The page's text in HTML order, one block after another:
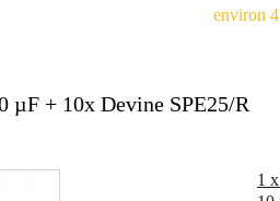
environ
µF + 10x Devine SPE25/R